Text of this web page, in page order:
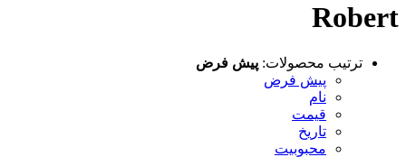
Robert
ترتیب محصولات: پیش فرض
پیش فرض
نام
قیمت
تاریخ
محبوبیت